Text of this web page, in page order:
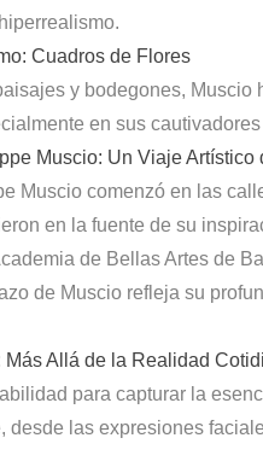
Cuadros de Flores
y bodegones,
en sus
Muscio: Un Viaje Artístico
Muscio comenzó en las
en la fuente de su
de Bellas Artes de
de Muscio refleja su
Allá de la Realidad
para capturar la
desde las expresiones